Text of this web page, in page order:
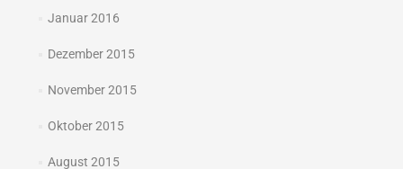
Januar 2016
Dezember 2015
November 2015
Oktober 2015
August 2015